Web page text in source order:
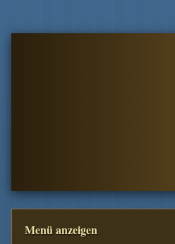
Menü anzeigen